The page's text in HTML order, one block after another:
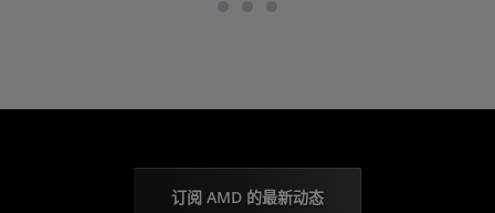
订阅 AMD 的最新动态